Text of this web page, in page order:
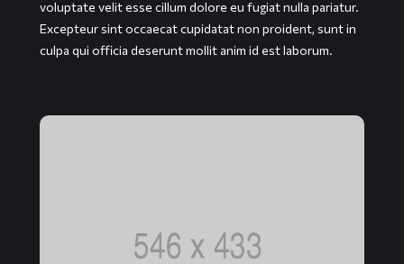
voluptate velit esse cillum dolore eu fugiat nulla pariatur.
Excepteur sint occaecat cupidatat non proident, sunt in
culpa qui officia deserunt mollit anim id est laborum.